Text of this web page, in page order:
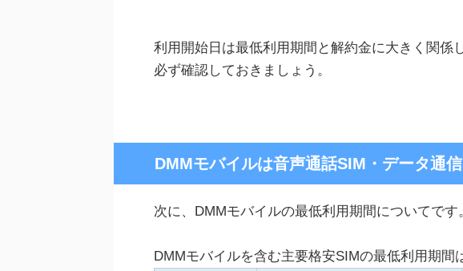
利用開始日は最低利用期間と解約金に大きく関係
必ず確認しておきましょう。
DMMモバイルは音声通話SIM・データ通
次に、DMMモバイルの最低利用期間についてです
DMMモバイルを含む主要格安SIMの最低利用期間